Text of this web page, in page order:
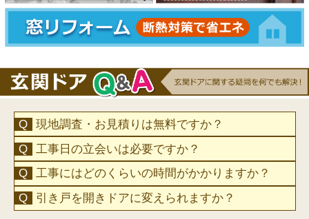
現地調査・お見積りは無料ですか？
工事日の立会いは必要ですか？
工事にはどのくらいの時間がかかりますか？
引き戸を開きドアに変えられますか？